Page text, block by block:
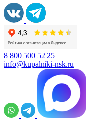
8 800 500 52 25
info@kupalniki-nsk.ru